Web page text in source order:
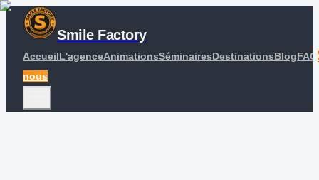
Smile Factory
AccueilL'agenceAnimationsSéminairesDestinationsBlogFAQ
nous